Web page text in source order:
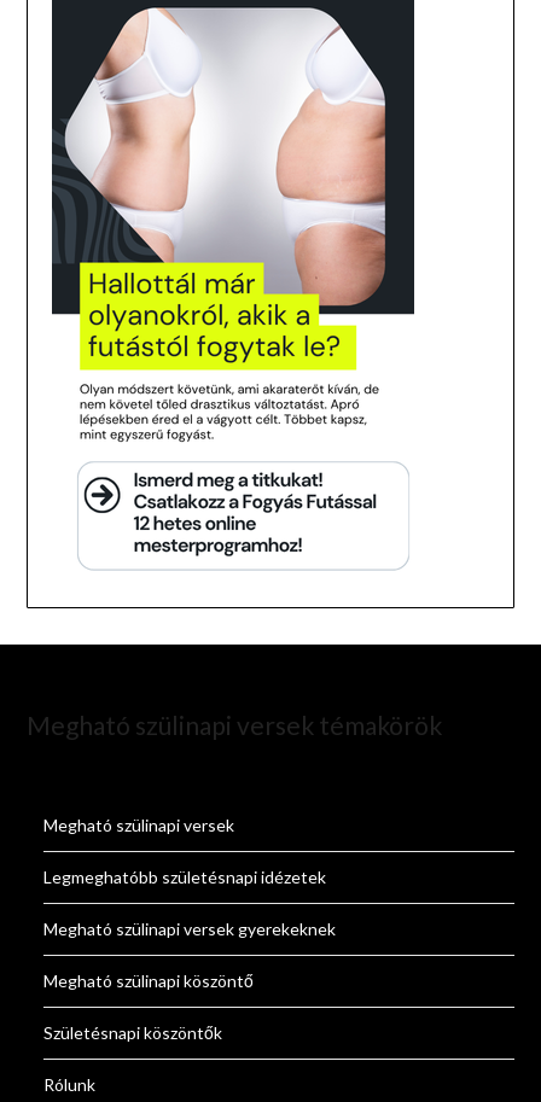
Megható szülinapi versek témakörök
Megható szülinapi versek
Legmeghatóbb születésnapi idézetek
Megható szülinapi versek gyerekeknek
Megható szülinapi köszöntő
Születésnapi köszöntők
Rólunk